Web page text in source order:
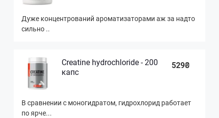
Дуже концентрований ароматизаторами аж за надто
сильно ..
Creatine hydrochloride - 200
капс
529₴
В сравнении с моногидратом, гидрохлорид работает
по ярче...